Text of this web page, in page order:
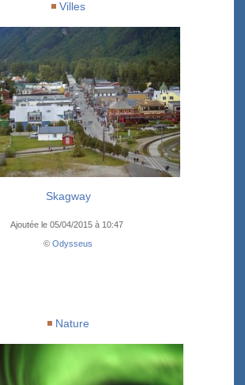
Villes
Skagway
Ajoutée le 05/04/2015 à 10:47
© Odysseus
Nature